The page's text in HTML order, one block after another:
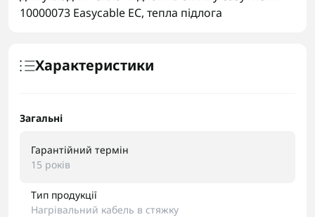
10000073 Easycable EC, тепла підлога
Характеристики
Загальні
Гарантійний термін
15 років
Тип продукції
Нагрівальний кабель в стяжку